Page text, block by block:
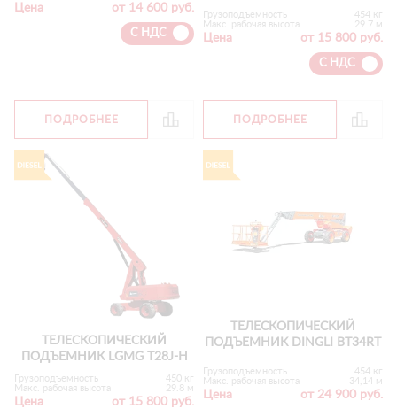
Цена от 14 600 руб.
С НДС
ПОДРОБНЕЕ
Грузоподъемность
454 кг
Макс. рабочая высота
29.7 м
Цена от 15 800 руб.
С НДС
ПОДРОБНЕЕ
ТЕЛЕСКОПИЧЕСКИЙ
ПОДЪЕМНИК LGMG T28J-H
Грузоподъемность
450 кг
Макс. рабочая высота
29.8 м
Цена от 15 800 руб.
ТЕЛЕСКОПИЧЕСКИЙ
ПОДЪЕМНИК DINGLI BT34RT
Грузоподъемность
454 кг
Макс. рабочая высота
34,14 м
Цена от 24 900 руб.